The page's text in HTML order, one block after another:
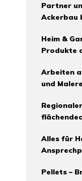
Partner
Ackerbau
Heim &
Produkte
Arbeiten
und
Alles für
Pellets –